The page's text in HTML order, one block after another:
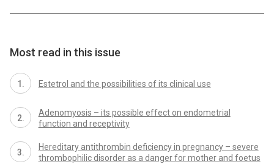
Most read in this issue
Estetrol and the possibilities of its clinical use
Adenomyosis – its possible effect on endometrial
function and receptivity
Hereditary antithrombin deficiency in pregnancy – severe
thrombophilic disorder as a danger for mother and foetus